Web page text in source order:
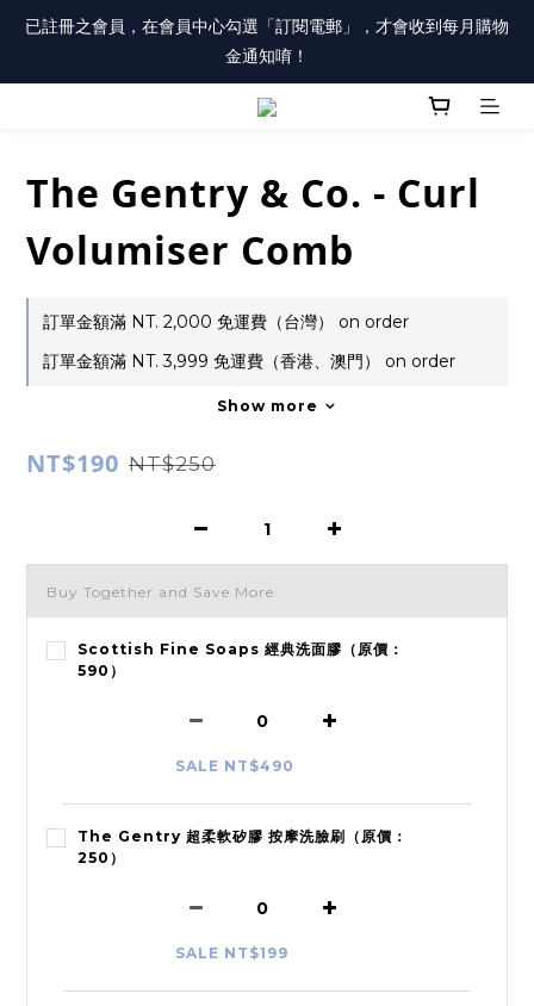
註冊會員「送100元購物金」，同時勾選「接收優惠通知」，還有
每月購物金唷！
已註冊之會員，在會員中心勾選「訂閱電郵」，才會收到每月購物
金通知唷！
註冊會員「送100元購物金」，同時勾選「接收優惠通知」，還有
The Gentry & Co. - Curl
Volumiser Comb
訂單金額滿 NT. 2,000 免運費（台灣） on order
訂單金額滿 NT. 3,999 免運費（香港、澳門） on order
Show more
NT$190 NT$250
Buy Together and Save More
Scottish Fine Soaps 經典洗面膠（原價：
590）
SALE NT$490
The Gentry 超柔軟矽膠 按摩洗臉刷（原價：
250）
SALE NT$199